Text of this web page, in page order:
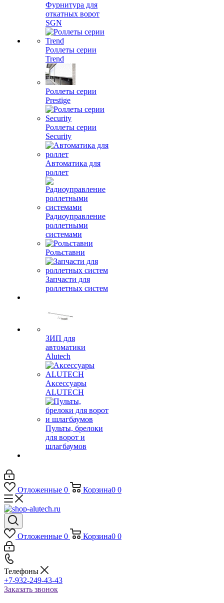
Фурнитура для
откатных ворот
SGN
Роллеты серии
Trend
Роллеты серии
Prestige
Роллеты серии
Security
Автоматика для
роллет
Радиоуправление
роллетными
системами
Рольставни
Запчасти для
роллетных систем
ЗИП для
автоматики
Alutech
Аксессуары
ALUTECH
Пульты, брелоки
для ворот и
шлагбаумов
Отложенные 0 Корзина0 0
Отложенные 0 Корзина0 0
Телефоны
+7-932-249-43-43
Заказать звонок